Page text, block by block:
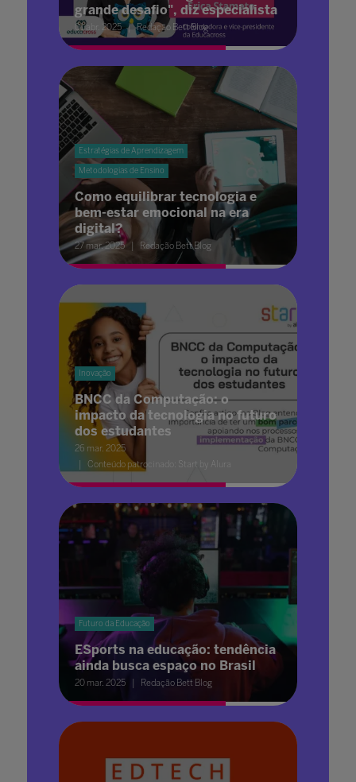
grande desafio", diz especialista
01 abr. 2025 Redação Bett Blog
Estratégias de Aprendizagem
Metodologias de Ensino
Como equilibrar tecnologia e
bem-estar emocional na era
digital?
27 mar. 2025 Redação Bett Blog
Inovação
BNCC da Computação: o
impacto da tecnologia no futuro
dos estudantes
26 mar. 2025
Conteúdo patrocinado: Start by Alura
Futuro da Educação
ESports na educação: tendência
ainda busca espaço no Brasil
20 mar. 2025 Redação Bett Blog